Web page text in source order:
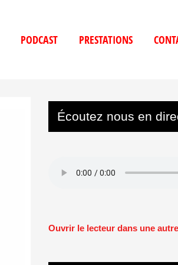
PODCAST PRESTATIONS
Écoutez nous en
Ouvrir le lecteur dans une